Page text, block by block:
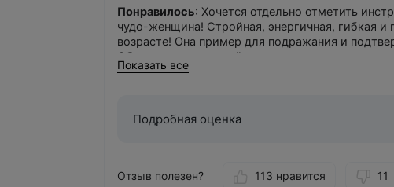
Понравилось: Хочется отдельно отметить
чудо-женщина! Стройная, энергичная, гибкая
возрасте! Она пример для подражания и
Обязательно посещайте ее занятия и учитесь у
От отдыха остались только приятные
Показать все
Подробная оценка
Отзыв полезен? 113 нравится 11